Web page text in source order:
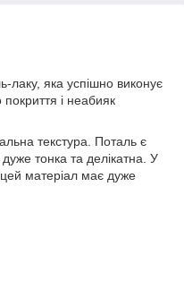
яка успішно виконує
і неабияк
текстура. Поталь є
тонка та делікатна. У
матеріал має дуже